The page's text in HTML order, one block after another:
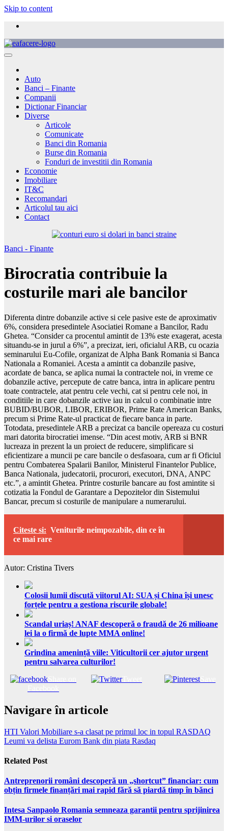
Skip to content
Auto
Banci – Finante
Companii
Dictionar Financiar
Diverse
Articole
Comunicate
Banci din Romania
Burse din Romania
Fonduri de investitii din Romania
Economie
Imobiliare
IT&C
Recomandari
Articolul tau aici
Contact
Banci - Finante
Birocratia contribuie la
costurile mari ale bancilor
Diferenta dintre dobanzile active si cele pasive este de aproximativ
6%, considera presedintele Asociatiei Romane a Bancilor, Radu
Ghetea. “Consider ca procentul amintit de 13% este exagerat, acesta
situandu-se in jurul a 6%”, a precizat, ieri, oficialul ARB, cu ocazia
seminarului Eu-Cofile, organizat de Alpha Bank Romania si Banca
Nationala a Romaniei. Acesta a amintit ca dobanzile pasive,
acordate de banca, se aplica numai la contractele noi, in vreme ce
dobanzile active, percepute de catre banca, intra in aplicare pentru
toate contractele, atat pentru cele vechi, cat si pentru cele noi, in
conditiile in care dobanzile active iau in calcul o combinatie intre
BUBID/BUBOR, LIBOR, ERIBOR, Prime Rate American Banks,
precum si Prime Rate-ul practicat de fiecare banca in parte.
Totodata, presedintele ARB a precizat ca bancile opereaza cu costuri
mari datorita birocratiei imense. “Din acest motiv, ARB si BNR
lucreaza in prezent la un proiect de reducere, simplificare si
eficientizare a muncii pe care bancile o desfasoara, cum ar fi Oficiul
pentru Combaterea Spalarii Banilor, Ministerul Finantelor Publice,
Banca Nationala, judecatorii, procurori, executori, DNA, ANPC
etc.”, a amintit Ghetea. Printre costurile bancare au fost amintite si
cotizatia la Fondul de Garantare a Depozitelor din Sistemului
Bancar, precum si costurile de manipulare a numerarului.
Citeste si: Veniturile neimpozabile, din ce în
ce mai rare
Autor: Cristina Tivers
Colosii lumii discută viitorul AI: SUA și China își unesc
forțele pentru a gestiona riscurile globale!
Scandal uriaș! ANAF descoperă o fraudă de 26 milioane
lei la o firmă de lupte MMA online!
Grindina amenință viile: Viticultorii cer ajutor urgent
pentru salvarea culturilor!
Tweet Save
Navigare în articole
HTI Valori Mobiliare s-a clasat pe primul loc in topul RASDAQ
Leumi va delista Eurom Bank din piata Rasdaq
Related Post
Antreprenorii români descoperă un „shortcut” financiar: cum
obțin firmele finanțări mai rapid fără să piardă timp în bănci
Intesa Sanpaolo Romania semneaza garantii pentru sprijinirea
IMM-urilor si oraselor